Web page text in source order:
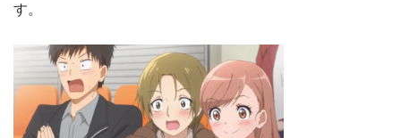
す。